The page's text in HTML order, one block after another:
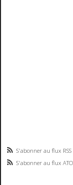
S'abonner au flux RSS
S'abonner au flux